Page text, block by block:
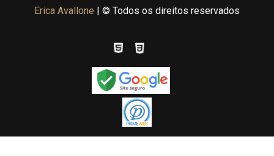
Erica Avallone | © Todos os direitos reservados